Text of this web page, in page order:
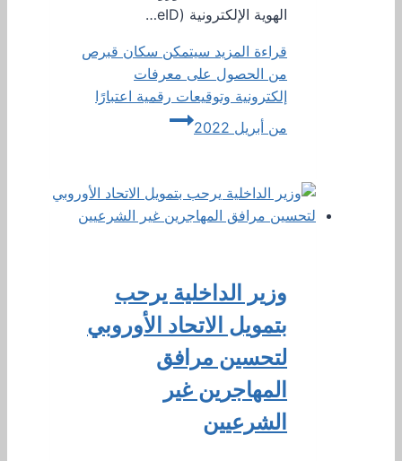
الهوية الإلكترونية (eID…
قراءة المزيد سيتمكن سكان قبرص
من الحصول على معرفات
إلكترونية وتوقيعات رقمية اعتبارًا
من أبريل 2022
وزير الداخلية يرحب
بتمويل الاتحاد الأوروبي
لتحسين مرافق
المهاجرين غير
الشرعيين